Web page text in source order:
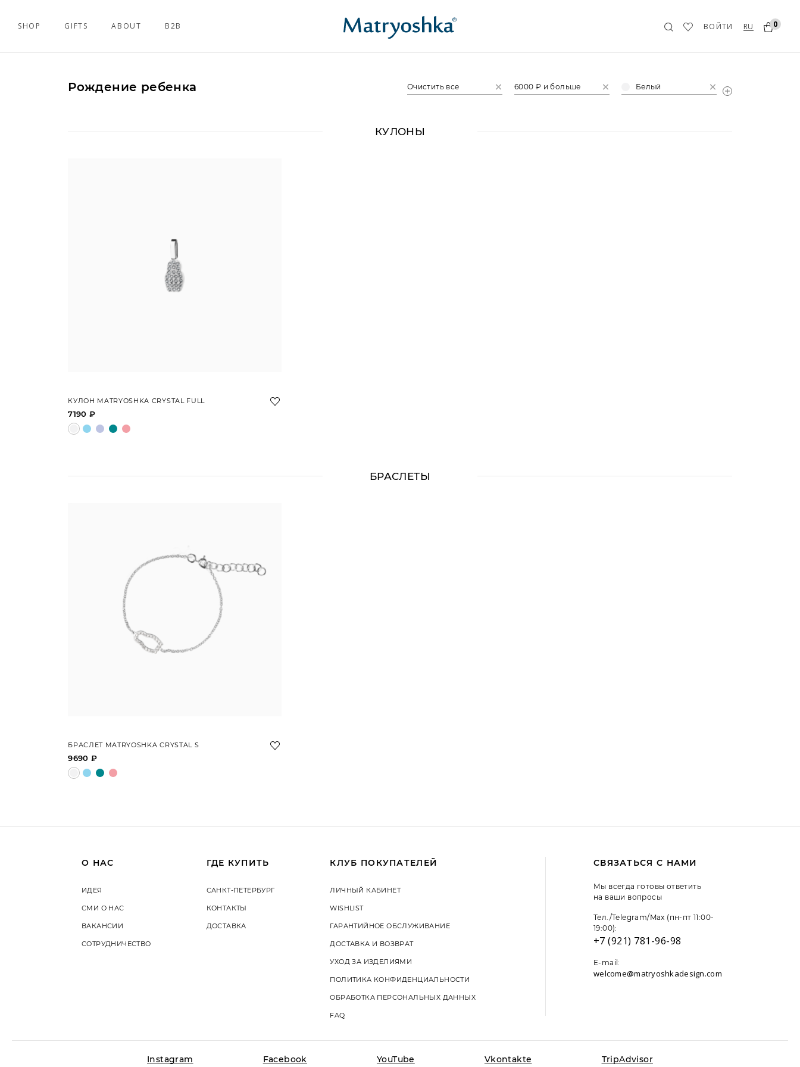
SHOP GIFTS ABOUT B2B ВОЙТИ RU 0
Рождение ребенка Очистить все 6000 ₽ и больше Белый
КУЛОНЫ
КУЛОН MATRYOSHKA CRYSTAL FULL
7190 ₽
БРАСЛЕТЫ
БРАСЛЕТ MATRYOSHKA CRYSTAL S
9690 ₽
О НАС
ИДЕЯ
СМИ О НАС
ВАКАНСИИ
СОТРУДНИЧЕСТВО
ГДЕ КУПИТЬ
САНКТ-ПЕТЕРБУРГ
КОНТАКТЫ
ДОСТАВКА
КЛУБ ПОКУПАТЕЛЕЙ
ЛИЧНЫЙ КАБИНЕТ
WISHLIST
ГАРАНТИЙНОЕ ОБСЛУЖИВАНИЕ
ДОСТАВКА И ВОЗВРАТ
УХОД ЗА ИЗДЕЛИЯМИ
ПОЛИТИКА КОНФИДЕНЦИАЛЬНОСТИ
ОБРАБОТКА ПЕРСОНАЛЬНЫХ ДАННЫХ
FAQ
СВЯЗАТЬСЯ С НАМИ
Мы всегда готовы ответить
на ваши вопросы
Тел./Telegram/Max (пн-пт 11:00-
19:00):
+7 (921) 781-96-98
E-mail:
welcome@matryoshkadesign.com
На этом сайте используются файлы cookie. Продолжая пользоваться сайтом,
Vkontakte
Facebook
Instagram YouTube TripAdvisor